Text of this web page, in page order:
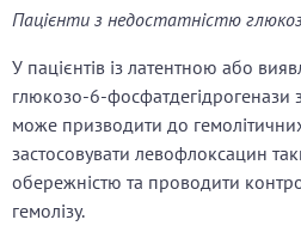
Пацієнти з недостатністю
У пацієнтів із латентною або
глюкозо-6-фосфатдегідрогенази
може призводити до
застосовувати левофлоксацин
обережністю та проводити
гемолізу.